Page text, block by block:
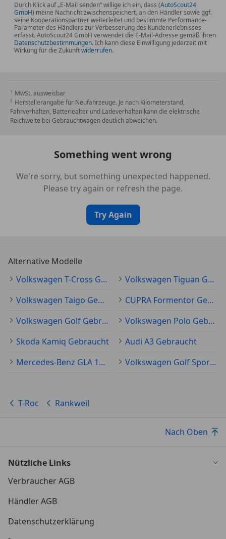
Durch Klick auf „E-Mail senden“ willige ich ein, dass (AutoScout24
GmbH) meine Nachricht zwischenspeichert, an den Händler sowie ggf.
seine Kooperationspartner weiterleitet und bestimmte Performance-
Parameter des Händlers zur Verbesserung des Kundenerlebnisses
erfasst. AutoScout24 GmbH verwendet die E-Mail-Adresse gemäß ihren
Datenschutzbestimmungen. Ich kann diese Einwilligung jederzeit mit
Wirkung für die Zukunftwiderrufen.
MwSt. ausweisbar
Herstellerangabe für Neufahrzeuge. Je nach Kilometerstand,
Fahrverhalten, Batteriealter und Ladeverhalten kann die elektrische
Reichweite bei Gebrauchtwagen deutlich abweichen.
Something went wrong
We're sorry, but something unexpected happened.
Please try again or refresh the page.
Try Again
Alternative Modelle
Volkswagen T-Cross Gebraucht
Volkswagen Tiguan Gebraucht
Volkswagen Taigo Gebraucht
CUPRA Formentor Gebraucht
Volkswagen Golf Gebraucht
Volkswagen Polo Gebraucht
Skoda Kamiq Gebraucht
Audi A3 Gebraucht
Mercedes-Benz GLA 180 Gebraucht
Volkswagen Golf Sportsvan Gebraucht
T-Roc Rankweil
Nach Oben
Nützliche Links
Verbraucher AGB
Händler AGB
Datenschutzerklärung